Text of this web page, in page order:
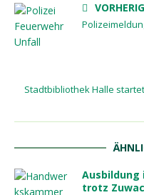
Stadtbibliothek Halle
Ausbildung
trotz